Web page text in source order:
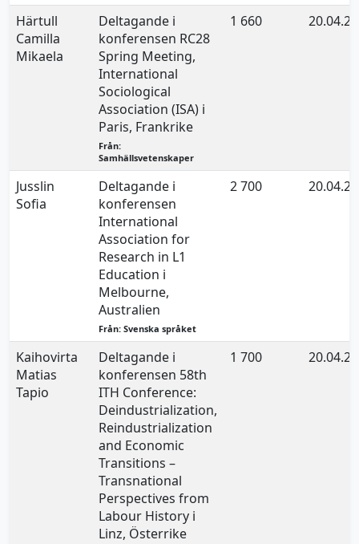
Härtull
Camilla
Mikaela
Deltagande i
konferensen RC28
Spring Meeting,
International
Sociological
Association (ISA) i
Paris, Frankrike
Från:
Samhällsvetenskaper
1 660
Jusslin
Sofia
Deltagande i
konferensen
International
Association for
Research in L1
Education i
Melbourne,
Australien
Från: Svenska språket
2 700
Kaihovirta
Matias
Tapio
Deltagande i
konferensen 58th
ITH Conference:
Deindustrialization,
Reindustrialization
and Economic
Transitions –
Transnational
Perspectives from
Labour History i
Linz, Österrike
1 700